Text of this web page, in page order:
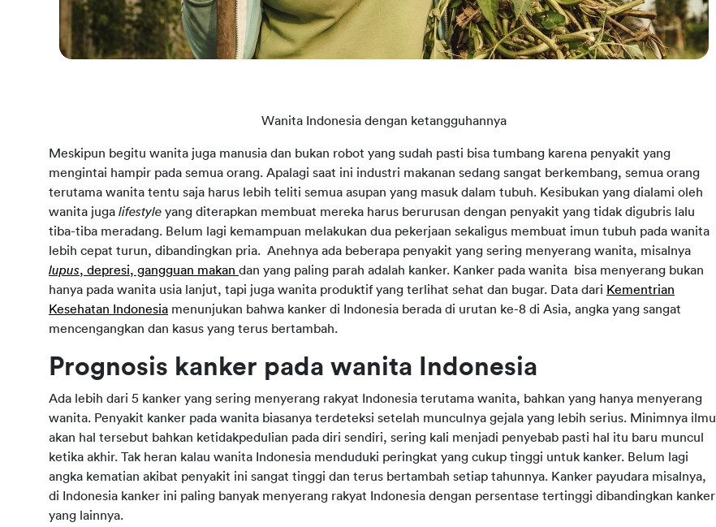
Wanita Indonesia dengan ketangguhannya
Meskipun begitu wanita juga manusia dan bukan robot yang sudah pasti bisa tumbang karena penyakit yang
mengintai hampir pada semua orang. Apalagi saat ini industri makanan sedang sangat berkembang, semua orang
terutama wanita tentu saja harus lebih teliti semua asupan yang masuk dalam tubuh. Kesibukan yang dialami oleh
wanita juga lifestyle yang diterapkan membuat mereka harus berurusan dengan penyakit yang tidak digubris lalu
tiba-tiba meradang. Belum lagi kemampuan melakukan dua pekerjaan sekaligus membuat imun tubuh pada wanita
lebih cepat turun, dibandingkan pria. Anehnya ada beberapa penyakit yang sering menyerang wanita, misalnya
lupus, depresi, gangguan makan dan yang paling parah adalah kanker. Kanker pada wanita bisa menyerang bukan
hanya pada wanita usia lanjut, tapi juga wanita produktif yang terlihat sehat dan bugar. Data dari Kementrian
Kesehatan Indonesia menunjukan bahwa kanker di Indonesia berada di urutan ke-8 di Asia, angka yang sangat
mencengangkan dan kasus yang terus bertambah.
Prognosis kanker pada wanita Indonesia
Ada lebih dari 5 kanker yang sering menyerang rakyat Indonesia terutama wanita, bahkan yang hanya menyerang
wanita. Penyakit kanker pada wanita biasanya terdeteksi setelah munculnya gejala yang lebih serius. Minimnya ilmu
akan hal tersebut bahkan ketidakpedulian pada diri sendiri, sering kali menjadi penyebab pasti hal itu baru muncul
ketika akhir. Tak heran kalau wanita Indonesia menduduki peringkat yang cukup tinggi untuk kanker. Belum lagi
angka kematian akibat penyakit ini sangat tinggi dan terus bertambah setiap tahunnya. Kanker payudara misalnya,
di Indonesia kanker ini paling banyak menyerang rakyat Indonesia dengan persentase tertinggi dibandingkan kanker
yang lainnya.